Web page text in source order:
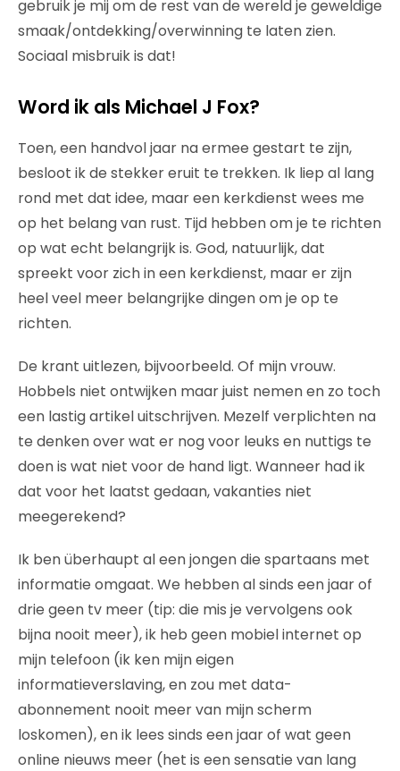
gebruik je mij om de rest van de wereld je geweldige
smaak/ontdekking/overwinning te laten zien.
Sociaal misbruik is dat!
Word ik als Michael J Fox?
Toen, een handvol jaar na ermee gestart te zijn,
besloot ik de stekker eruit te trekken. Ik liep al lang
rond met dat idee, maar een kerkdienst wees me
op het belang van rust. Tijd hebben om je te richten
op wat echt belangrijk is. God, natuurlijk, dat
spreekt voor zich in een kerkdienst, maar er zijn
heel veel meer belangrijke dingen om je op te
richten.
De krant uitlezen, bijvoorbeeld. Of mijn vrouw.
Hobbels niet ontwijken maar juist nemen en zo toch
een lastig artikel uitschrijven. Mezelf verplichten na
te denken over wat er nog voor leuks en nuttigs te
doen is wat niet voor de hand ligt. Wanneer had ik
dat voor het laatst gedaan, vakanties niet
meegerekend?
Ik ben überhaupt al een jongen die spartaans met
informatie omgaat. We hebben al sinds een jaar of
drie geen tv meer (tip: die mis je vervolgens ook
bijna nooit meer), ik heb geen mobiel internet op
mijn telefoon (ik ken mijn eigen
informatieverslaving, en zou met data-
abonnement nooit meer van mijn scherm
loskomen), en ik lees sinds een jaar of wat geen
online nieuws meer (het is een sensatie van lang